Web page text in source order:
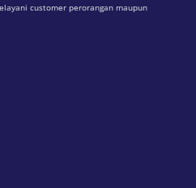
customer perorangan maupun